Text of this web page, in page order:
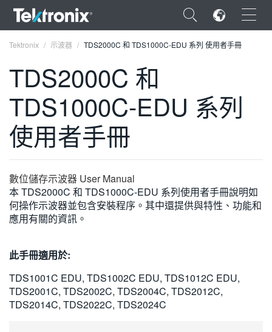
×
ENGLISH
FRANÇAIS
VIỆT NAM
简体中文
한국어
繁體中文
Tektronix 示波器 TDS2000C 和 TDS1000C-EDU 系列 使用者手冊
TDS2000C 和
TDS1000C-EDU 系列
使用者手冊
數位儲存示波器 User Manual
本 TDS2000C 和 TDS1000C-EDU 系列使用者手冊說明如
何操作示波器並包含安裝程序。其中還提供與特性、功能和
應用有關的資訊。
此手冊適用於:
TDS1001C EDU, TDS1002C EDU, TDS1012C EDU,
TDS2001C, TDS2002C, TDS2004C, TDS2012C,
TDS2014C, TDS2022C, TDS2024C